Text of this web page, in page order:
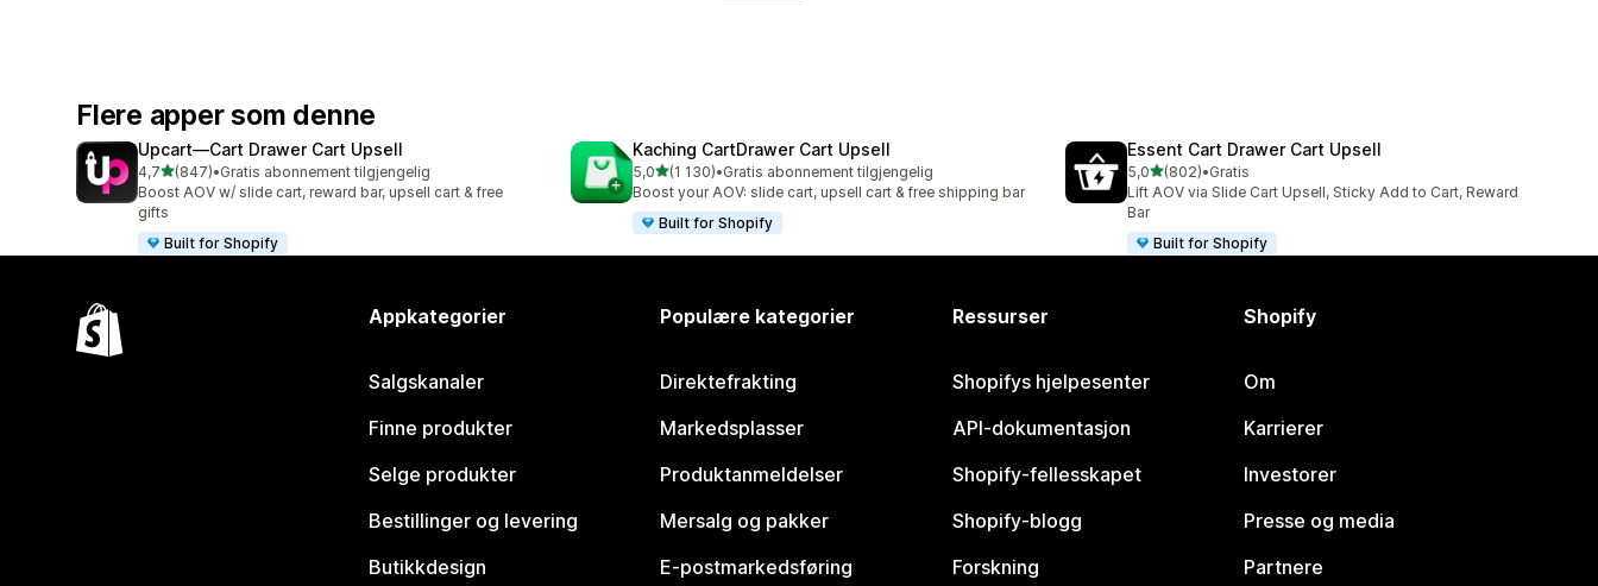
Flere apper som denne
Upcart—Cart Drawer Cart Upsell
4,7av 5 stjerner
(847)
Totalt 847 omtaler
•Gratis abonnement tilgjengelig
Boost AOV w/ slide cart, reward bar, upsell cart & free
gifts
Built for Shopify
Kaching CartDrawer Cart Upsell
5,0av 5 stjerner
(1 130)
Totalt 1130 omtaler
•Gratis abonnement tilgjengelig
Boost your AOV: slide cart, upsell cart & free shipping bar
Built for Shopify
Essent Cart Drawer Cart Upsell
5,0av 5 stjerner
(802)
Totalt 802 omtaler
•Gratis
Lift AOV via Slide Cart Upsell, Sticky Add to Cart, Reward
Bar
Built for Shopify
Appkategorier
Salgskanaler
Finne produkter
Selge produkter
Bestillinger og levering
Butikkdesign
Populære kategorier
Direktefrakting
Markedsplasser
Produktanmeldelser
Mersalg og pakker
E-postmarkedsføring
Ressurser
Shopifys hjelpesenter
API-dokumentasjon
Shopify-fellesskapet
Shopify-blogg
Forskning
Shopify
Om
Karrierer
Investorer
Presse og media
Partnere